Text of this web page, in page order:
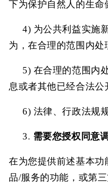
下为保护自然人的生命
4) 为公共利益实施
为，在合理的范围内处
5) 在合理的范围内
息或者其他已经合法公
6) 法律、行政法规
3. 需要您授权同意
在为您提供前述基本
品/服务的功能，或第